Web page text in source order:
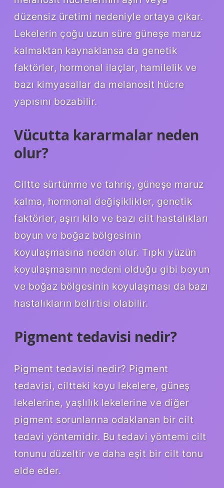
düzensiz üretimi nedeniyle ortaya çıkar.
Lekelerin çoğu uzun süre güneşe maruz
kalmaktan kaynaklansa da genetik
faktörler, hormonal ilaçlar, hamilelik ve
bazı kimyasallar da melanosit hücre
yapısını bozabilir.
Vücutta kararmalar neden
olur?
Ciltte sürtünme ve tahriş, güneşe maruz
kalma, hormonal değişiklikler, genetik
faktörler, aşırı kilo ve bazı cilt hastalıkları
boyun ve boğaz bölgesinin
koyulaşmasına neden olur. Tıpkı yüzün
koyulaşmasının nedeni olduğu gibi boyun
ve boğaz bölgesinin koyulaşması da bazı
hastalıkların belirtisi olabilir.
Pigment tedavisi nedir?
Pigment tedavisi nedir? Pigment
tedavisi, ciltteki koyu lekelere, güneş
lekelerine, yaşlılık lekelerine ve diğer
pigment sorunlarına odaklanan bir cilt
tedavi yöntemidir. Bu tedavi yöntemi cilt
tonunu düzeltir ve daha eşit bir cilt tonu
elde eder.